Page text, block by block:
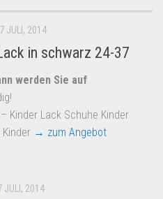
7 JULI, 2014
in schwarz 24-37
werden Sie auf
Kinder Lack Schuhe Kinder
→ zum Angebot
JULI, 2014